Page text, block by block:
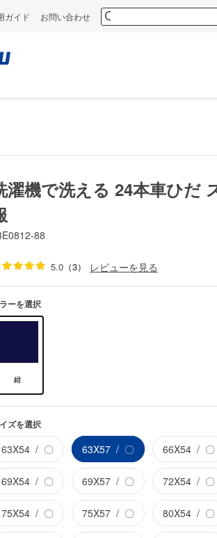
ガイド お問い合わせ
濯機で洗える 24本車ひだ
88
5.0 （3） レビューを見る
ーを選択
紺
ズを選択
63X54 〇 63X57 〇 66X54 〇
69X54 〇 69X57 〇 72X54 〇
75X54 〇 75X57 〇 80X54 〇